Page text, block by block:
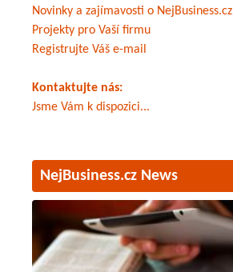
Novinky a zajímavosti o NejBusiness.cz
Projekty pro Vaší firmu
Registrujte Váš e-mail
Kontaktujte nás:
Jsme Vám k dispozici...
NejBusiness.cz News